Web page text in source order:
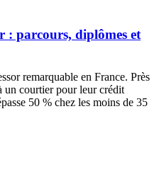
: parcours, diplômes et
remarquable en France. Près
un courtier pour leur crédit
50 % chez les moins de 35